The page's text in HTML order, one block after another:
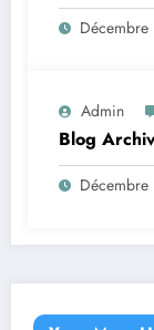
Admin
Blog